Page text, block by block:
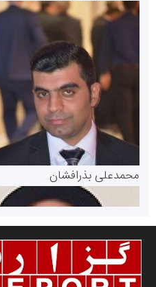
پایگاه خبری گفتمان یزد
سازمان بورس و اوراق بهادار
مرجع اخبار موثق در بازارسرمایه
سازمان صنعت،معدن و تجارت
محمدعلی بذرافشان